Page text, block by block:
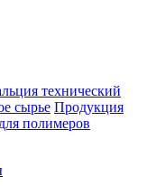
технический
сырье Продукция
полимеров